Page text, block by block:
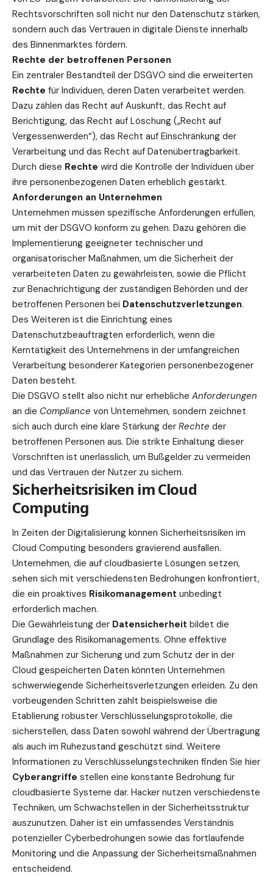
Rechtsvorschriften soll nicht nur den Datenschutz stärken,
sondern auch das Vertrauen in digitale Dienste innerhalb
des Binnenmarktes fördern.
Rechte der betroffenen Personen
Ein zentraler Bestandteil der DSGVO sind die erweiterten
Rechte für Individuen, deren Daten verarbeitet werden.
Dazu zählen das Recht auf Auskunft, das Recht auf
Berichtigung, das Recht auf Löschung („Recht auf
Vergessenwerden“), das Recht auf Einschränkung der
Verarbeitung und das Recht auf Datenübertragbarkeit.
Durch diese Rechte wird die Kontrolle der Individuen über
ihre personenbezogenen Daten erheblich gestärkt.
Anforderungen an Unternehmen
Unternehmen müssen spezifische Anforderungen erfüllen,
um mit der DSGVO konform zu gehen. Dazu gehören die
Implementierung geeigneter technischer und
organisatorischer Maßnahmen, um die Sicherheit der
verarbeiteten Daten zu gewährleisten, sowie die Pflicht
zur Benachrichtigung der zuständigen Behörden und der
betroffenen Personen bei Datenschutzverletzungen.
Des Weiteren ist die Einrichtung eines
Datenschutzbeauftragten erforderlich, wenn die
Kerntätigkeit des Unternehmens in der umfangreichen
Verarbeitung besonderer Kategorien personenbezogener
Daten besteht.
Die DSGVO stellt also nicht nur erhebliche Anforderungen
an die Compliance von Unternehmen, sondern zeichnet
sich auch durch eine klare Stärkung der Rechte der
betroffenen Personen aus. Die strikte Einhaltung dieser
Vorschriften ist unerlässlich, um Bußgelder zu vermeiden
und das Vertrauen der Nutzer zu sichern.
Sicherheitsrisiken im Cloud
Computing
In Zeiten der Digitalisierung können Sicherheitsrisiken im
Cloud Computing besonders gravierend ausfallen.
Unternehmen, die auf cloudbasierte Lösungen setzen,
sehen sich mit verschiedensten Bedrohungen konfrontiert,
die ein proaktives Risikomanagement unbedingt
erforderlich machen.
Die Gewährleistung der Datensicherheit bildet die
Grundlage des Risikomanagements. Ohne effektive
Maßnahmen zur Sicherung und zum Schutz der in der
Cloud gespeicherten Daten könnten Unternehmen
schwerwiegende Sicherheitsverletzungen erleiden. Zu den
vorbeugenden Schritten zählt beispielsweise die
Etablierung robuster Verschlüsselungsprotokolle, die
sicherstellen, dass Daten sowohl während der Übertragung
als auch im Ruhezustand geschützt sind. Weitere
Informationen zu Verschlüsselungstechniken finden Sie hier
Cyberangriffe stellen eine konstante Bedrohung für
cloudbasierte Systeme dar. Hacker nutzen verschiedenste
Techniken, um Schwachstellen in der Sicherheitsstruktur
auszunutzen. Daher ist ein umfassendes Verständnis
potenzieller Cyberbedrohungen sowie das fortlaufende
Monitoring und die Anpassung der Sicherheitsmaßnahmen
entscheidend.